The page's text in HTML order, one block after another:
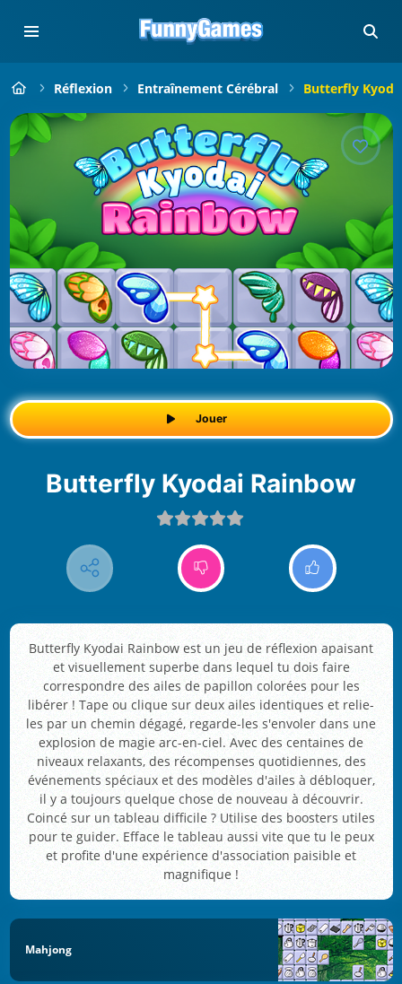
Réflexion Entraînement Cérébral Butterfly
Jouer
Butterfly Kyodai Rainbow
Butterfly Kyodai Rainbow est un jeu de réflexion apaisant
et visuellement superbe dans lequel tu dois faire
correspondre des ailes de papillon colorées pour les
libérer ! Tape ou clique sur deux ailes identiques et relie-
les par un chemin dégagé, regarde-les s'envoler dans une
explosion de magie arc-en-ciel. Avec des centaines de
niveaux relaxants, des récompenses quotidiennes, des
événements spéciaux et des modèles d'ailes à débloquer,
il y a toujours quelque chose de nouveau à découvrir.
Coincé sur un tableau difficile ? Utilise des boosters utiles
pour te guider. Efface le tableau aussi vite que tu le peux
et profite d'une expérience d'association paisible et
magnifique !
Mahjong